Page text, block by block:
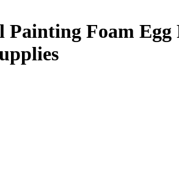
Painting Foam